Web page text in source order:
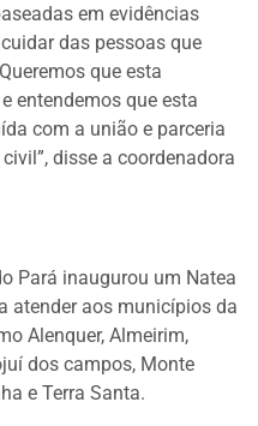
em evidências
das pessoas que
que esta
entendemos que esta
com a união e parceria
disse a coordenadora
Pará inaugurou um Natea
atender aos municípios da
Alenquer, Almeirim,
dos campos, Monte
e Terra Santa.